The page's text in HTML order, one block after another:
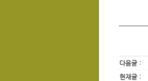
다음글 :
현재글 :